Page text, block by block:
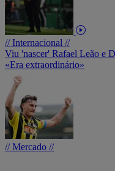
// Internacional //
Viu 'nascer' Rafael Leão e
«Era extraordinário»
// Mercado //